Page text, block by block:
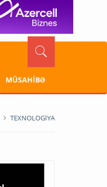
MÜSAHİBƏ
TEXNOLOGİYA